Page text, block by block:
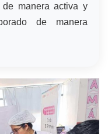
de manera activa y
de manera